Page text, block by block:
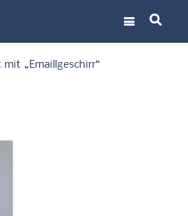
„Emaillgeschirr“